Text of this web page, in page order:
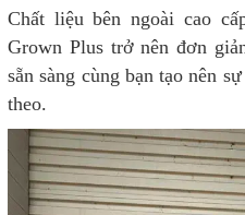
Chất liệu bên ngoài cao
Grown Plus trở nên đơn
sẵn sàng cùng bạn tạo nên
theo.